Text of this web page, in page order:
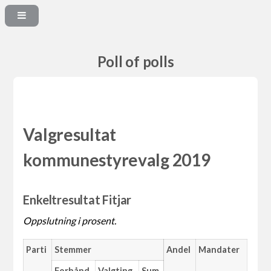
Poll of polls
Valgresultat
kommunestyrevalg 2019
Enkeltresultat Fitjar
Oppslutning i prosent.
Parti Stemmer Andel Mandater